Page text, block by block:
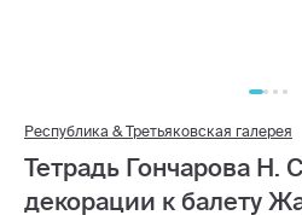
Республика & Третьяковская галерея
Тетрадь Гончарова Н.
декорации к балету